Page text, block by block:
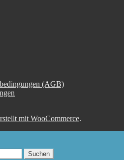
(AGB)
mit WooCommerce.
Suchen